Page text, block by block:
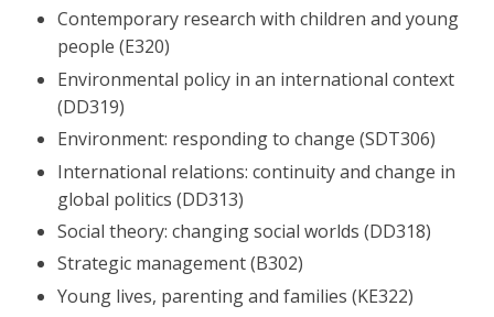
Contemporary research with children and young
people (E320)
Environmental policy in an international context
(DD319)
Environment: responding to change (SDT306)
International relations: continuity and change in
global politics (DD313)
Social theory: changing social worlds (DD318)
Strategic management (B302)
Young lives, parenting and families (KE322)